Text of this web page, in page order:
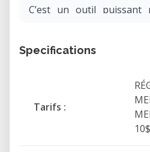
C’est un outil puissant
produit, les restaurateurs
3D rapide et précise
Pourquoi louer le
Specifications
Tarifs :